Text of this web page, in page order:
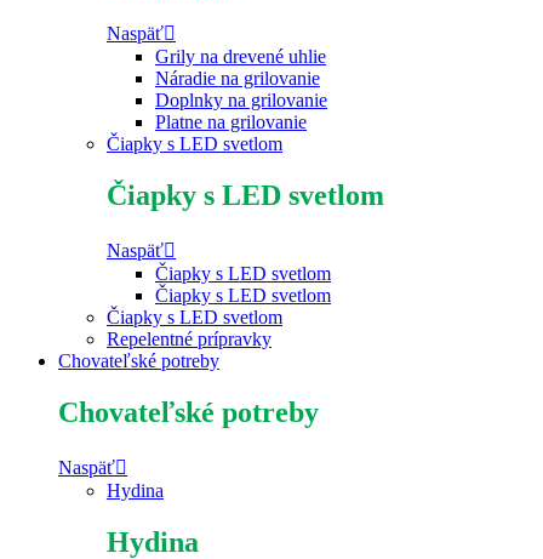
Naspäť
Grily na drevené uhlie
Náradie na grilovanie
Doplnky na grilovanie
Platne na grilovanie
Čiapky s LED svetlom
Čiapky s LED svetlom
Naspäť
Čiapky s LED svetlom
Čiapky s LED svetlom
Čiapky s LED svetlom
Repelentné prípravky
Chovateľské potreby
Chovateľské potreby
Naspäť
Hydina
Hydina